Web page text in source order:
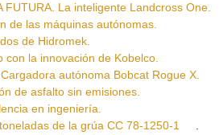
FUTURA. La inteligente Landcross One.
de las máquinas autónomas.
de Hidromek.
con la innovación de Kobelco.
autónoma Bobcat Rogue X.
de asfalto sin emisiones.
en ingeniería.
de la grúa CC 78-1250-1
.